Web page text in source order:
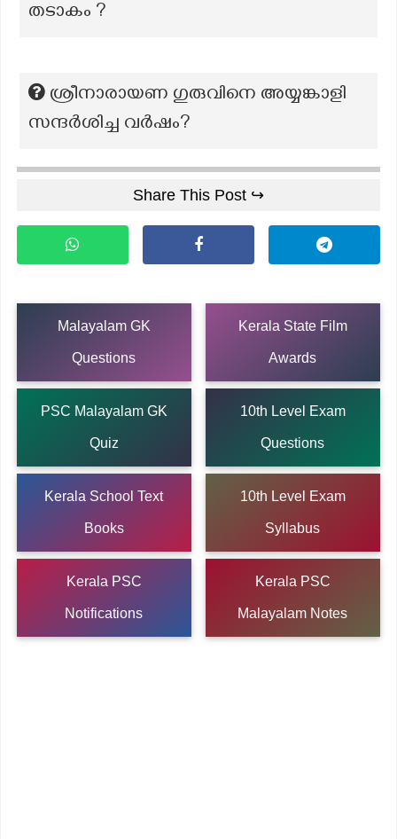
തടാകം ?
ശ്രീനാരായണ ഗുരുവിനെ അയ്യങ്കാളി
സന്ദർശിച്ച വർഷം?
Share This Post ↪
Malayalam GK
Questions
Kerala State Film
Awards
PSC Malayalam GK
Quiz
10th Level Exam
Questions
Kerala School Text
Books
10th Level Exam
Syllabus
Kerala PSC
Notifications
Kerala PSC
Malayalam Notes